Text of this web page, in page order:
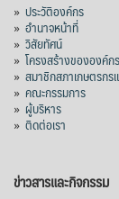
» ประวัติองค์กร
» อำนาจหน้าที่
» วิสัยทัศน์
» โครงสร้างขององค์กร
» สมาชิกสภาเกษตรกร
» คณะกรรมการ
» ผู้บริหาร
» ติดต่อเรา
ข่าวสารและกิจกรรม